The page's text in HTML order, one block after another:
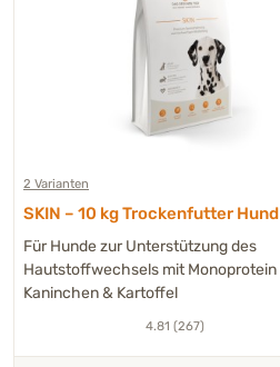
2 Varianten
SKIN – 10 kg Trockenfutter Hund
Für Hunde zur Unterstützung des
Hautstoffwechsels mit Monoprotein
Kaninchen & Kartoffel
4.81 (267)